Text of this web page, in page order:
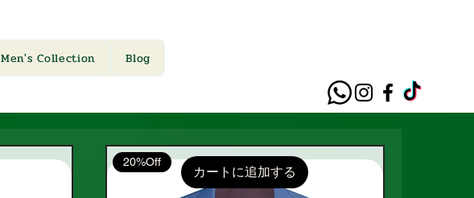
Men's Collection Blog
カートに追加する
20%Off